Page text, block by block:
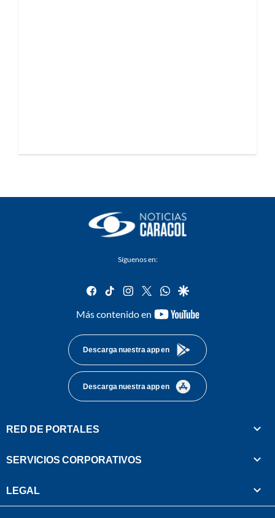
Síguenos en:
facebook
tiktok instagram
twitterwhatsapp
google
Más contenido en
youtube-
Descarga nuestra app en
Descarga nuestra app en
RED DE PORTALES
SERVICIOS CORPORATIVOS
LEGAL